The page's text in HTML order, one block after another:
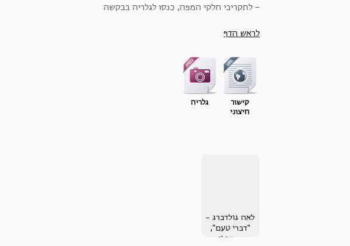
- לתקריבי חלקי המפה, כנסו לגלריה בבקשה
לראש הדף
קישור
חיצוני
גלריה
לאה גולדברג -
"דברי טעם",
בכאילו